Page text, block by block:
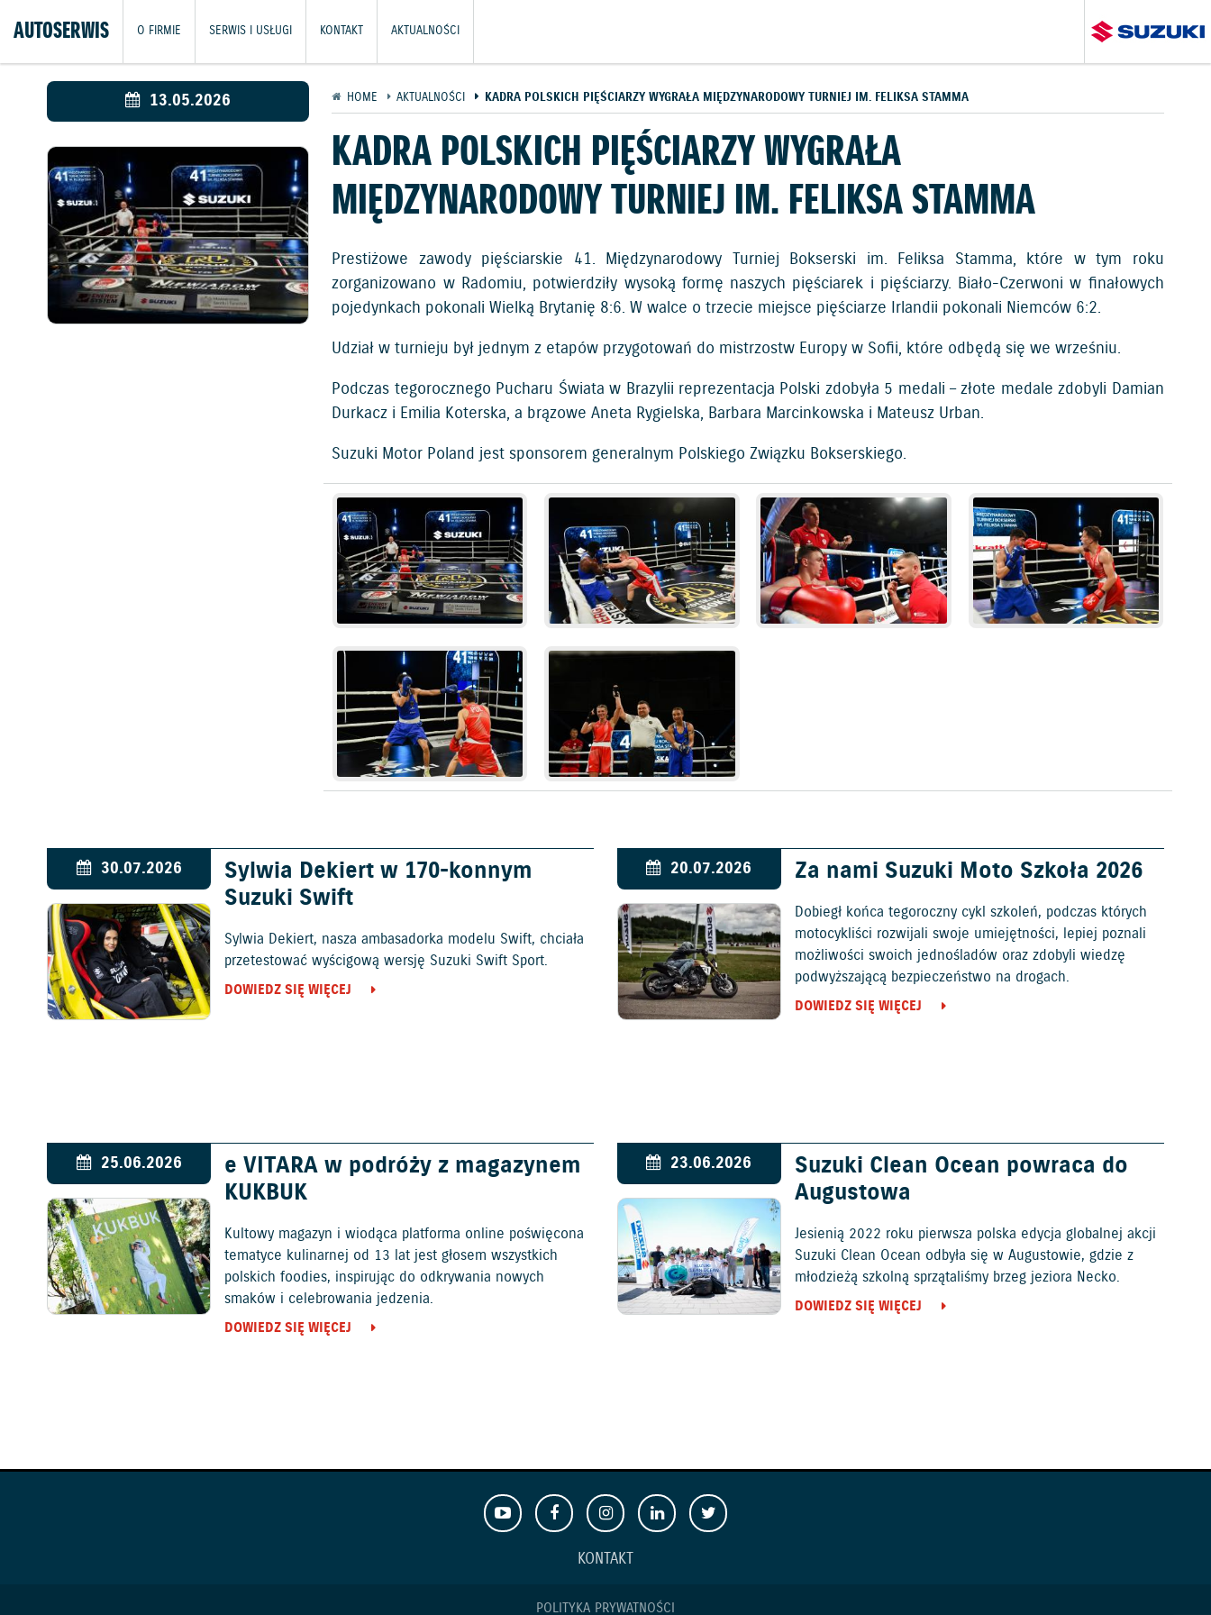
AUTOSERWIS O FIRMIE SERWIS I USŁUGI KONTAKT AKTUALNOŚCI
13.05.2026 HOME AKTUALNOŚCI KADRA POLSKICH PIĘŚCIARZY WYGRAŁA MIĘDZYNARODOWY TURNIEJ IM. FELIKSA STAMMA
KADRA POLSKICH PIĘŚCIARZY WYGRAŁA
MIĘDZYNARODOWY TURNIEJ IM. FELIKSA STAMMA
Prestiżowe zawody pięściarskie 41. Międzynarodowy Turniej Bokserski im. Feliksa Stamma, które w tym roku
zorganizowano w Radomiu, potwierdziły wysoką formę naszych pięściarek i pięściarzy. Biało-Czerwoni w finałowych
pojedynkach pokonali Wielką Brytanię 8:6. W walce o trzecie miejsce pięściarze Irlandii pokonali Niemców 6:2.
Udział w turnieju był jednym z etapów przygotowań do mistrzostw Europy w Sofii, które odbędą się we wrześniu.
Podczas tegorocznego Pucharu Świata w Brazylii reprezentacja Polski zdobyła 5 medali – złote medale zdobyli Damian
Durkacz i Emilia Koterska, a brązowe Aneta Rygielska, Barbara Marcinkowska i Mateusz Urban.
Suzuki Motor Poland jest sponsorem generalnym Polskiego Związku Bokserskiego.
30.07.2026
Sylwia Dekiert w 170-konnym
Suzuki Swift
Sylwia Dekiert, nasza ambasadorka modelu Swift, chciała
przetestować wyścigową wersję Suzuki Swift Sport.
DOWIEDZ SIĘ WIĘCEJ
20.07.2026 Za nami Suzuki Moto Szkoła 2026
Dobiegł końca tegoroczny cykl szkoleń, podczas których
motocykliści rozwijali swoje umiejętności, lepiej poznali
możliwości swoich jednośladów oraz zdobyli wiedzę
podwyższającą bezpieczeństwo na drogach.
DOWIEDZ SIĘ WIĘCEJ
25.06.2026
e VITARA w podróży z magazynem
KUKBUK
Kultowy magazyn i wiodąca platforma online poświęcona
tematyce kulinarnej od 13 lat jest głosem wszystkich
polskich foodies, inspirując do odkrywania nowych
smaków i celebrowania jedzenia.
DOWIEDZ SIĘ WIĘCEJ
23.06.2026
Suzuki Clean Ocean powraca do
Augustowa
Jesienią 2022 roku pierwsza polska edycja globalnej akcji
Suzuki Clean Ocean odbyła się w Augustowie, gdzie z
młodzieżą szkolną sprzątaliśmy brzeg jeziora Necko.
DOWIEDZ SIĘ WIĘCEJ
KONTAKT
POLITYKA PRYWATNOŚCI